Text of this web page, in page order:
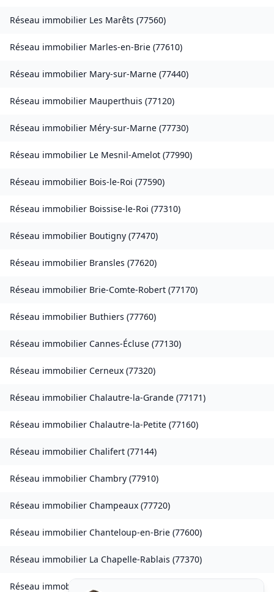
Réseau immobilier Les Marêts (77560)
Réseau immobilier Marles-en-Brie (77610)
Réseau immobilier Mary-sur-Marne (77440)
Réseau immobilier Mauperthuis (77120)
Réseau immobilier Méry-sur-Marne (77730)
Réseau immobilier Le Mesnil-Amelot (77990)
Réseau immobilier Bois-le-Roi (77590)
Réseau immobilier Boissise-le-Roi (77310)
Réseau immobilier Boutigny (77470)
Réseau immobilier Bransles (77620)
Réseau immobilier Brie-Comte-Robert (77170)
Réseau immobilier Buthiers (77760)
Réseau immobilier Cannes-Écluse (77130)
Réseau immobilier Cerneux (77320)
Réseau immobilier Chalautre-la-Grande (77171)
Réseau immobilier Chalautre-la-Petite (77160)
Réseau immobilier Chalifert (77144)
Réseau immobilier Chambry (77910)
Réseau immobilier Champeaux (77720)
Réseau immobilier Chanteloup-en-Brie (77600)
Réseau immobilier La Chapelle-Rablais (77370)
Réseau immobilier